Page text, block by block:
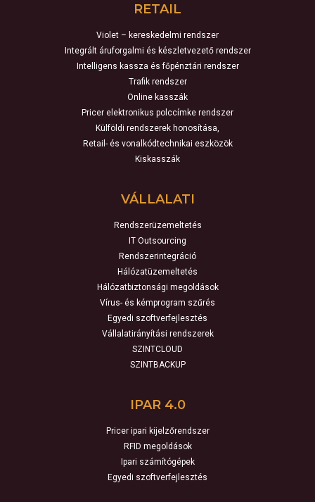
RETAIL
Violet – kereskedelmi rendszer
Integrált áruforgalmi és készletvezető rendszer
Intelligens kassza és főpénztári rendszer
Trafik rendszer
Online kasszák
Pricer elektronikus polccímke rendszer
Külföldi rendszerek honosítása,
Retail- és vonalkódtechnikai eszközök
Kiskasszák
VÁLLALATI
Rendszerüzemeltetés
IT Outsourcing
Rendszerintegráció
Hálózatüzemeltetés
Hálózatbiztonsági megoldások
Vírus- és kémprogram szűrés
Egyedi szoftverfejlesztés
Vállalatirányítási rendszerek
SZINTCLOUD
SZINTBACKUP
IPAR 4.0
Pricer ipari kijelzőrendszer
RFID megoldások
Ipari számítógépek
Egyedi szoftverfejlesztés